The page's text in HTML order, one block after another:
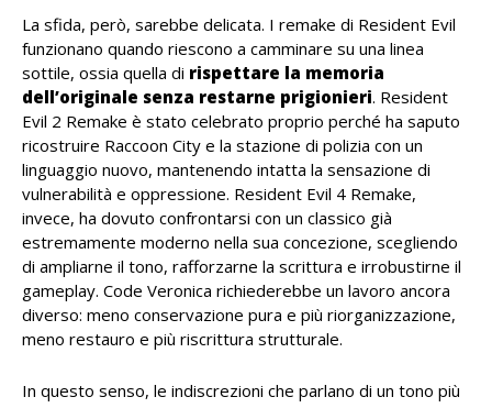
La sfida, però, sarebbe delicata. I remake di Resident Evil
funzionano quando riescono a camminare su una linea
sottile, ossia quella di rispettare la memoria
dell’originale senza restarne prigionieri. Resident
Evil 2 Remake è stato celebrato proprio perché ha saputo
ricostruire Raccoon City e la stazione di polizia con un
linguaggio nuovo, mantenendo intatta la sensazione di
vulnerabilità e oppressione. Resident Evil 4 Remake,
invece, ha dovuto confrontarsi con un classico già
estremamente moderno nella sua concezione, scegliendo
di ampliarne il tono, rafforzarne la scrittura e irrobustirne il
gameplay. Code Veronica richiederebbe un lavoro ancora
diverso: meno conservazione pura e più riorganizzazione,
meno restauro e più riscrittura strutturale.
In questo senso, le indiscrezioni che parlano di un tono più